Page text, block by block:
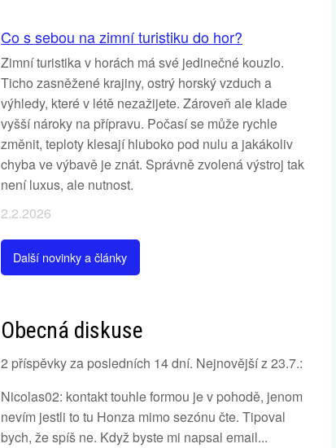
Co s sebou na zimní turistiku do hor?
Zimní turistika v horách má své jedinečné kouzlo.
Ticho zasněžené krajiny, ostrý horský vzduch a
výhledy, které v létě nezažijete. Zároveň ale klade
vyšší nároky na přípravu. Počasí se může rychle
změnit, teploty klesají hluboko pod nulu a jakákoliv
chyba ve výbavě je znát. Správně zvolená výstroj tak
není luxus, ale nutnost.
2.2.2026
Další novinky a články
Obecná diskuse
2 příspěvky za posledních 14 dní. Nejnovější z 23.7.:
Nicolas02: kontakt touhle formou je v pohodě, jenom
nevím jestli to tu Honza mimo sezónu čte. Tipoval
bych, že spíš ne. Když byste mi napsal email...